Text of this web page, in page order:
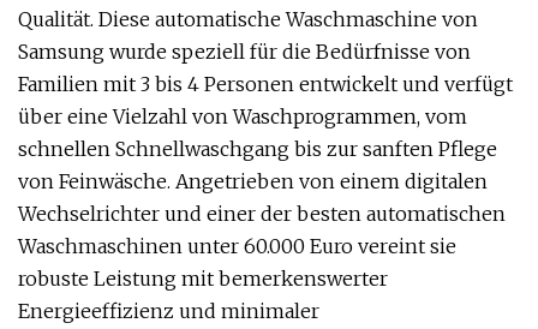
Qualität. Diese automatische Waschmaschine von
Samsung wurde speziell für die Bedürfnisse von
Familien mit 3 bis 4 Personen entwickelt und verfügt
über eine Vielzahl von Waschprogrammen, vom
schnellen Schnellwaschgang bis zur sanften Pflege
von Feinwäsche. Angetrieben von einem digitalen
Wechselrichter und einer der besten automatischen
Waschmaschinen unter 60.000 Euro vereint sie
robuste Leistung mit bemerkenswerter
Energieeffizienz und minimaler